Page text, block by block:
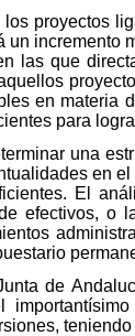
proyectos
un incremento
las que
en materia
para
una
en
El
efectivos, o
de